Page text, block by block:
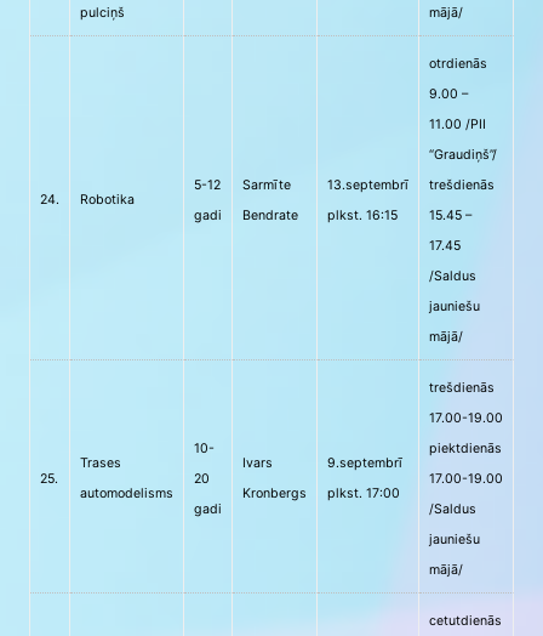
pulciņš mājā/
24. Robotika
5-12
gadi
Sarmīte
Bendrate
13.septembrī
plkst. 16:15
otrdienās
9.00 –
11.00 /PII
“Graudiņš”/
trešdienās
15.45 –
17.45
/Saldus
jauniešu
mājā/
25.
Trases
automodelisms
10-
20
gadi
Ivars
Kronbergs
9.septembrī
plkst. 17:00
trešdienās
17.00-19.00
piektdienās
17.00-19.00
/Saldus
jauniešu
mājā/
cetutdienās